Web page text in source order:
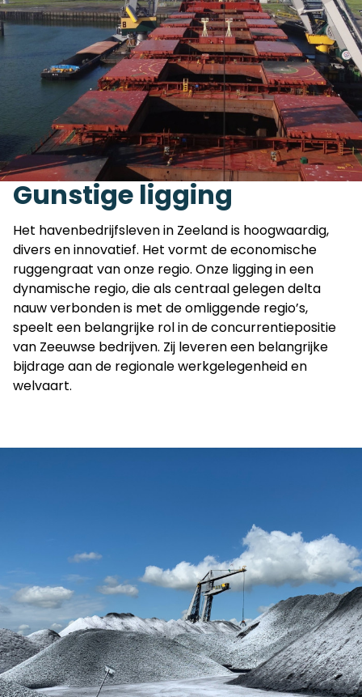
Gunstige ligging
Het havenbedrijfsleven in Zeeland is hoogwaardig,
divers en innovatief. Het vormt de economische
ruggengraat van onze regio. Onze ligging in een
dynamische regio, die als centraal gelegen delta
nauw verbonden is met de omliggende regio’s,
speelt een belangrijke rol in de concurrentiepositie
van Zeeuwse bedrijven. Zij leveren een belangrijke
bijdrage aan de regionale werkgelegenheid en
welvaart.